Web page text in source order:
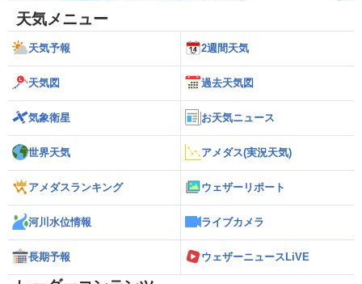
天気メニュー
天気予報 2週間天気
天気図 過去天気図
気象衛星 お天気ニュース
世界天気 アメダス(実況天気)
アメダスランキング ウェザーリポート
河川水位情報 ライブカメラ
長期予報 ウェザーニュースLiVE